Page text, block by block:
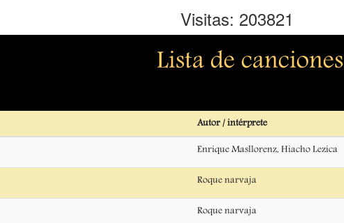
Visitas: 203821
Lista de canciones
Autor / intérprete
Enrique Masllorenz, Hiacho Lezica
Roque narvaja
Roque narvaja